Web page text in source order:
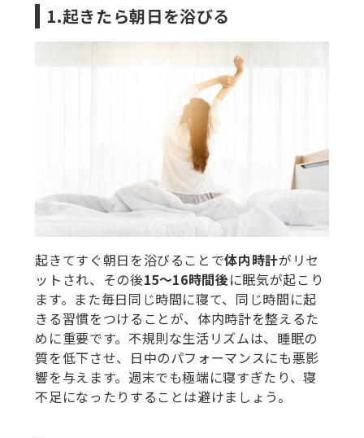
1.起きたら朝日を浴びる
起きてすぐ朝日を浴びることで体内時計がリセ
ットされ、その後15～16時間後に眠気が起こり
ます。また毎日同じ時間に寝て、同じ時間に起
きる習慣をつけることが、体内時計を整えるた
めに重要です。不規則な生活リズムは、睡眠の
質を低下させ、日中のパフォーマンスにも悪影
響を与えます。週末でも極端に寝すぎたり、寝
不足になったりすることは避けましょう。